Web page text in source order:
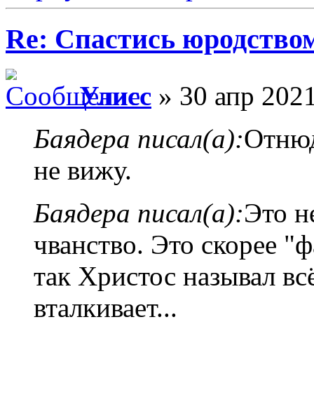
Re: Спастись
Улисс » 30 апр
Баядера писал(а):
не вижу.
Баядера писал(а):Это
чванство. Это скорее
так Христос называл
вталкивает...